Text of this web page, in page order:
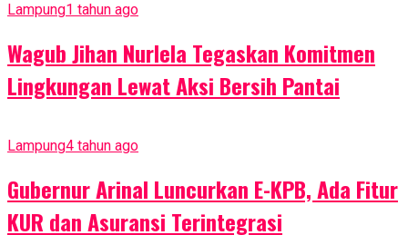
Lampung1 tahun ago
Wagub Jihan Nurlela Tegaskan Komitmen
Lingkungan Lewat Aksi Bersih Pantai
Lampung4 tahun ago
Gubernur Arinal Luncurkan E-KPB, Ada Fitur
KUR dan Asuransi Terintegrasi